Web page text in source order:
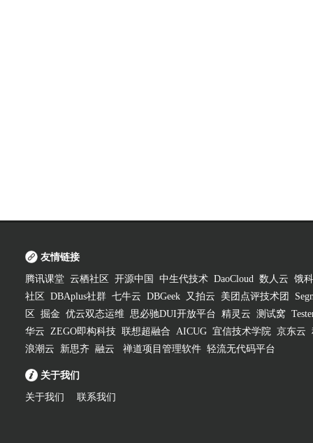
友情链接
腾讯课堂 云栖社区 开源中国 中生代技术 DaoCloud 数人云 饿
社区
DBAplus社群 七牛云 DBGeek 又拍云 美团点评技术团
区
掘金 优云双态运维 思必驰DUI开放平台 精灵云 测试窝
华云 ZEGO即构科技 联想超融合 AICUG 宜信技术学院 京东云
浪潮云
新思齐 融云 禅道项目管理软件 轻流无代码平台
关于我们
关于我们 联系我们